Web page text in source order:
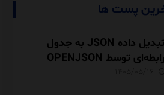
پست ها
تبدیل داده JSON به جدول
رابطه‌ای توسط OPENJSON